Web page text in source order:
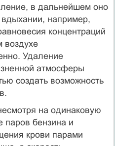
в дальнейшем оно
вдыхании, например,
концентраций
воздухе
Удаление
атмосферы
создать возможность
на одинаковую
паров бензина и
крови парами